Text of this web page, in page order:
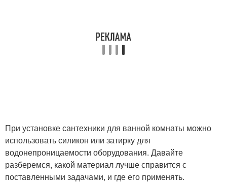
При установке сантехники для ванной комнаты можно
использовать силикон или затирку для
водонепроницаемости оборудования. Давайте
разберемся, какой материал лучше справится с
поставленными задачами, и где его применять.